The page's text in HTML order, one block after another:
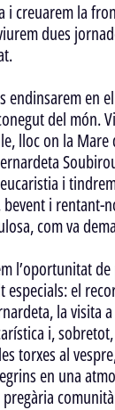
i creuarem la
dues
endinsarem en
del món.
lloc on la Mare
i
i rentant-
com va
l’oportunitat
especials: el
la visita
i,
torxes al
en una